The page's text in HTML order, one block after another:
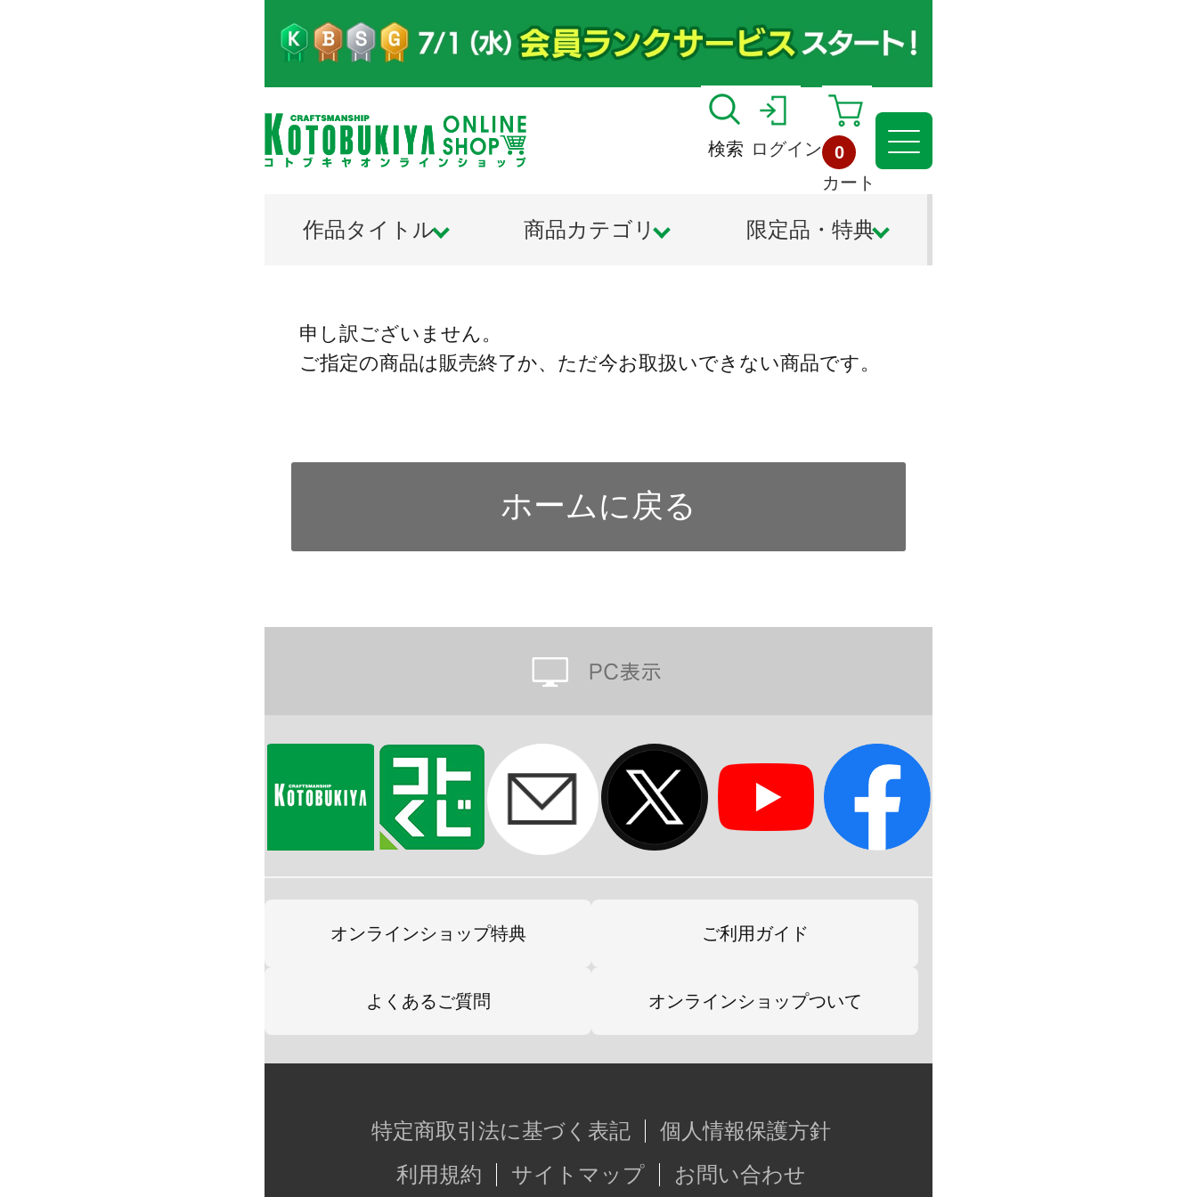
検索 ログイン
0
カート
作品タイトル 商品カテゴリ 限定品・特典
申し訳ございません。
ご指定の商品は販売終了か、ただ今お取扱いできない商品です。
オンラインショップ特典 ご利用ガイド
よくあるご質問 オンラインショップついて
特定商取引法に基づく表記
個人情報保護方針
利用規約
サイトマップ お問い合わせ